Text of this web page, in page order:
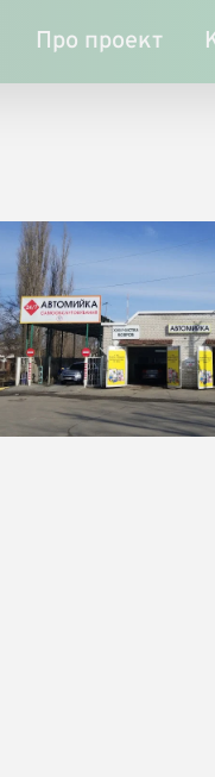
Про проект